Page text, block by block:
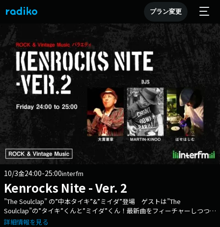
プラン変更
10/3金24:00-25:00interfm
Kenrocks Nite - Ver. 2
”The Soulclap” の”中本タイキ”&”ミイダ”登場 ゲストは”The
Soulclap”の”タイキ”くんと”ミイダ”くん！最新曲をフィーチャーしつつ、
これまでの活動や音楽への想いなど、積もる話をたっぷりと。ソウルフル
詳細情報を見る